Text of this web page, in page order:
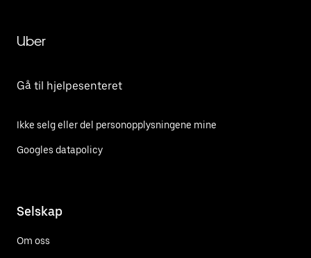
Uber
Gå til hjelpesenteret
Ikke selg eller del personopplysningene mine
Googles datapolicy
Selskap
Om oss